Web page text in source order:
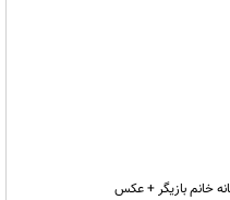
خانم بازیگر + عکس